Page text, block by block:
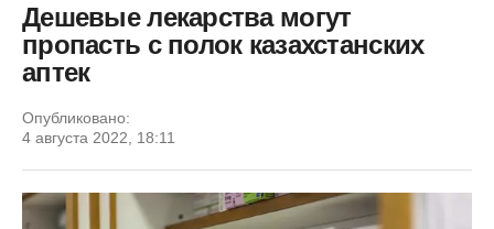
Дешевые лекарства могут
пропасть с полок казахстанских
аптек
Опубликовано:
4 августа 2022, 18:11